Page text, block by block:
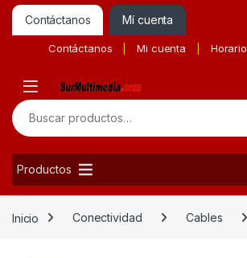
Contáctanos Mí cuenta
Contáctanos Mi cuenta Horario
Buscar por:
Productos
Inicio Conectividad Cables